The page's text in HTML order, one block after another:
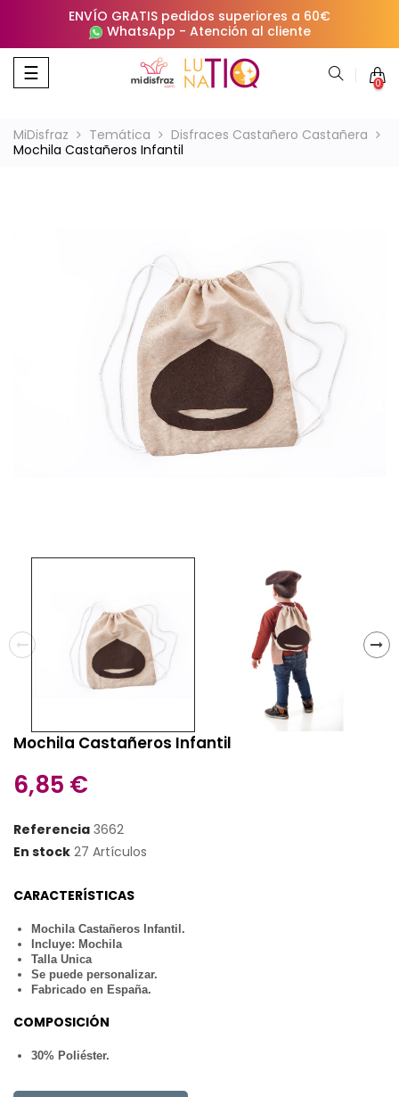
ENVÍO GRATIS pedidos superiores a 60€
WhatsApp - Atención al cliente
Navegación
de
☰ 0
MiDisfraz Temática
Disfraces Castañero Castañera
Mochila Castañeros Infantil
Mochila Castañeros Infantil
6,85 €
Referencia 3662
En stock 27 Artículos
CARACTERÍSTICAS
Mochila Castañeros Infantil.
Incluye: Mochila
Talla Unica
Se puede personalizar.
Fabricado en España.
COMPOSICIÓN
30% Poliéster.